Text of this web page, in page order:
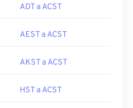
ADT a ACST
AEST a ACST
AKST a ACST
HST a ACST